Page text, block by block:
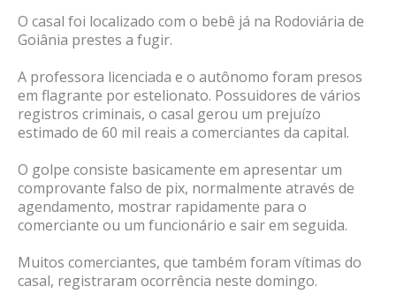
O casal foi localizado com o bebê já na Rodoviária de
Goiânia prestes a fugir.
A professora licenciada e o autônomo foram presos
em flagrante por estelionato. Possuidores de vários
registros criminais, o casal gerou um prejuízo
estimado de 60 mil reais a comerciantes da capital.
O golpe consiste basicamente em apresentar um
comprovante falso de pix, normalmente através de
agendamento, mostrar rapidamente para o
comerciante ou um funcionário e sair em seguida.
Muitos comerciantes, que também foram vítimas do
casal, registraram ocorrência neste domingo.